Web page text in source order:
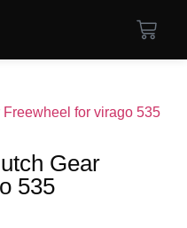
Gear
535